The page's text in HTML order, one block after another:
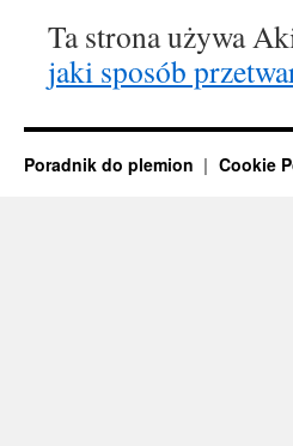
Ta strona używa
jaki sposób
Poradnik do plemion Cookie